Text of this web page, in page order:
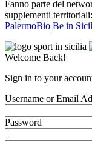
Fanno parte del
supplementi
PalermoBio Be in
Welcome Back!
Sign in to your
Username or Email
Password